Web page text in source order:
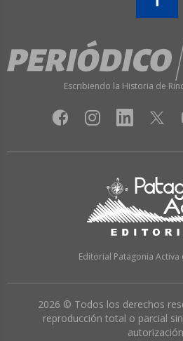
Escribiendo la Historia de
Editorial Patagonia Activa
2026 © Todos los derechos
reproducción total o parcial